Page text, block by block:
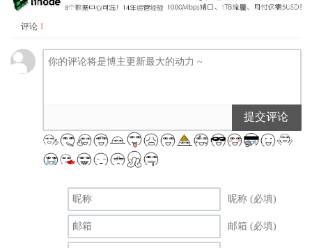
评论 1
提交评论
昵称 (必填)
邮箱 (必填)